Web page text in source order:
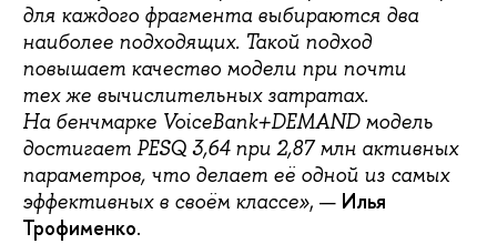
для каждого фрагмента выбираются два
наиболее подходящих. Такой подход
повышает качество модели при почти
тех же вычислительных затратах.
На бенчмарке VoiceBank+DEMAND модель
достигает PESQ 3,64 при 2,87 млн активных
параметров, что делает её одной из самых
эффективных в своём классе», — Илья
Трофименко.